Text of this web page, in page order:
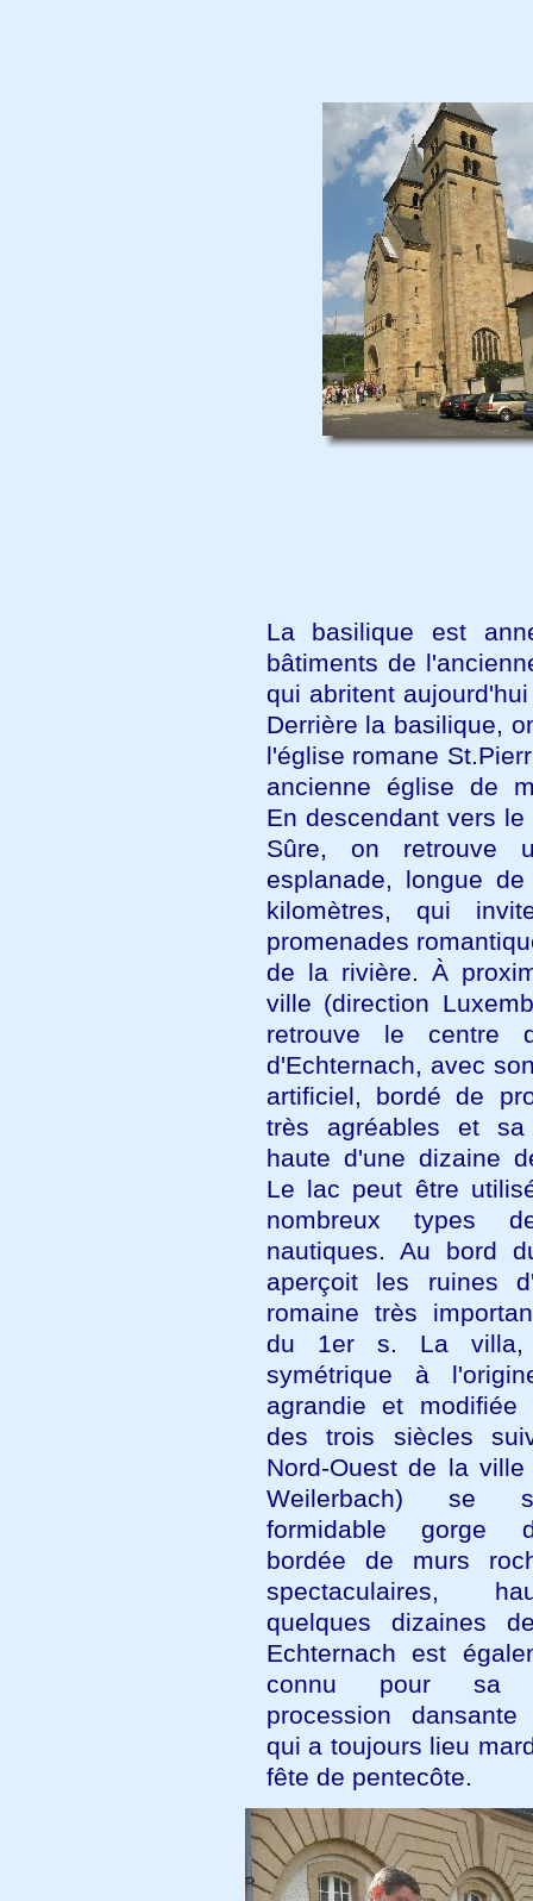
La basilique est
bâtiments de
qui abritent
Derrière la basilique,
l'église romane
ancienne église de
En descendant vers
Sûre, on retrouve
esplanade, longue
kilomètres, qui
promenades
de la rivière. À
ville (direction
retrouve le centre
d'Echternach, avec
artificiel, bordé de
très agréables et sa
haute d'une dizaine
Le lac peut être
nombreux types
nautiques. Au bord
aperçoit les ruines
romaine très
du 1er s. La villa,
symétrique à
agrandie et modifiée
des trois siècles
Nord-Ouest de la ville
Weilerbach) se
formidable gorge
bordée de murs
spectaculaires,
quelques dizaines
Echternach est
connu pour sa
procession dansante
qui a toujours lieu
fête de pentecôte.